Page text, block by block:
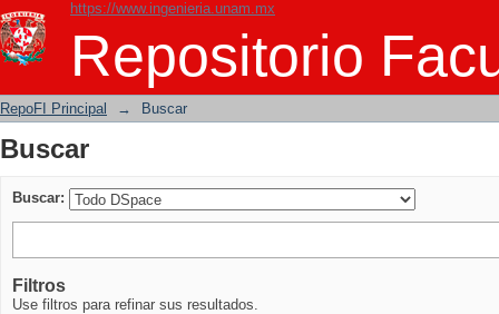
https://www.ingenieria.unam.mx
Repositorio
Buscar
RepoFI Principal → Buscar
Buscar
Buscar:
Filtros
Use filtros para refinar sus resultados.